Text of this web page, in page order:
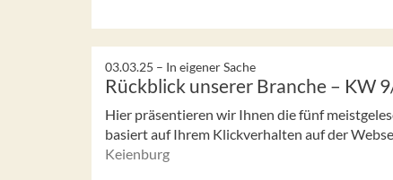
03.03.25 – In eigener Sache
Rückblick unserer Branche – KW
Hier präsentieren wir Ihnen die fünf
basiert auf Ihrem Klickverhalten auf der
Keienburg